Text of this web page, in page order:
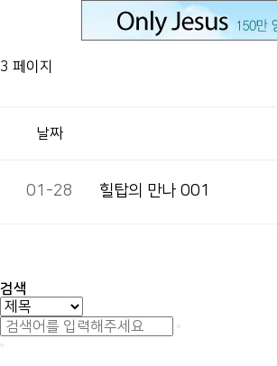
3 페이지
날짜
01-28 힐탑의 만나 001
검색